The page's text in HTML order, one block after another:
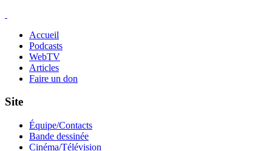
Accueil
Podcasts
WebTV
Articles
Faire un don
Site
Équipe/Contacts
Bande dessinée
Cinéma/Télévision